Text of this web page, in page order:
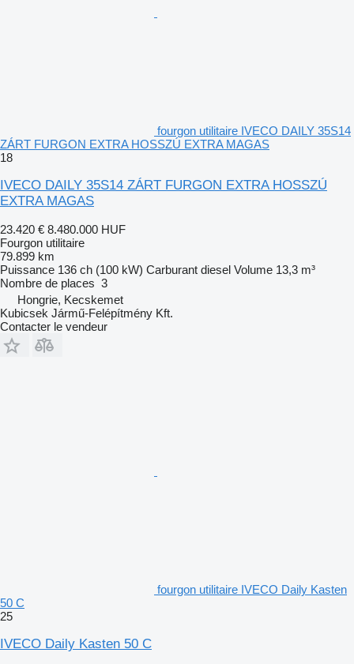
fourgon utilitaire IVECO DAILY 35S14
ZÁRT FURGON EXTRA HOSSZÚ EXTRA MAGAS
18
IVECO DAILY 35S14 ZÁRT FURGON EXTRA HOSSZÚ
EXTRA MAGAS
23.420 € 8.480.000 HUF
Fourgon utilitaire
79.899 km
Puissance 136 ch (100 kW) Carburant diesel Volume 13,3 m³
Nombre de places 3
Hongrie, Kecskemet
Kubicsek Jármű-Felépítmény Kft.
Contacter le vendeur
fourgon utilitaire IVECO Daily Kasten
50 C
25
IVECO Daily Kasten 50 C